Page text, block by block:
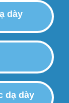
dày
dạ dày